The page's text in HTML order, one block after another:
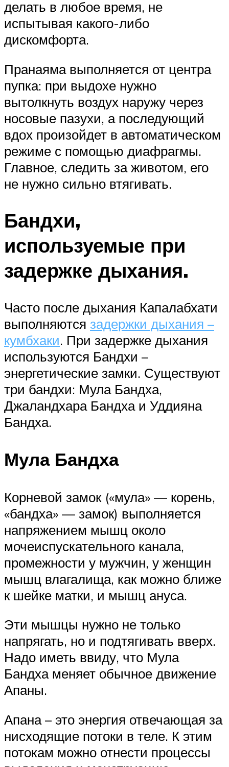
делать в любое время, не
испытывая какого-либо
дискомфорта.
Пранаяма выполняется от центра
пупка: при выдохе нужно
вытолкнуть воздух наружу через
носовые пазухи, а последующий
вдох произойдет в автоматическом
режиме с помощью диафрагмы.
Главное, следить за животом, его
не нужно сильно втягивать.
Бандхи,
используемые при
задержке дыхания.
Часто после дыхания Капалабхати
выполняются задержки дыхания –
кумбхаки. При задержке дыхания
используются Бандхи –
энергетические замки. Существуют
три бандхи: Мула Бандха,
Джаландхара Бандха и Уддияна
Бандха.
Мула Бандха
Корневой замок («мула» — корень,
«бандха» — замок) выполняется
напряжением мышц около
мочеиспускательного канала,
промежности у мужчин, у женщин
мышц влагалища, как можно ближе
к шейке матки, и мышц ануса.
Эти мышцы нужно не только
напрягать, но и подтягивать вверх.
Надо иметь ввиду, что Мула
Бандха меняет обычное движение
Апаны.
Апана – это энергия отвечающая за
нисходящие потоки в теле. К этим
потокам можно отнести процессы